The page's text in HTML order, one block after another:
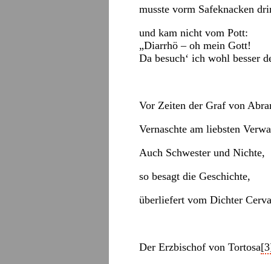
musste vorm Safeknacken
und kam nicht vom Pott:
„Diarrhö – oh mein Gott!
Da besuch‘ ich wohl besser
Vor Zeiten der Graf von
Vernaschte am liebsten
Auch Schwester und Nichte,
so besagt die Geschichte,
überliefert vom Dichter
Der Erzbischof von Tortosa